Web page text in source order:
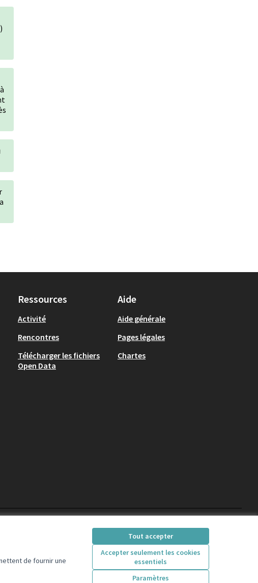
de fournir une
Tout accepter
Accepter seulement les cookies
essentiels
Paramètres
Ressources
Activité
Rencontres
Télécharger les fichiers
Open Data
Aide
Aide générale
Pages légales
Chartes
(Lien externe)
Licence Creative
(Lien externe)